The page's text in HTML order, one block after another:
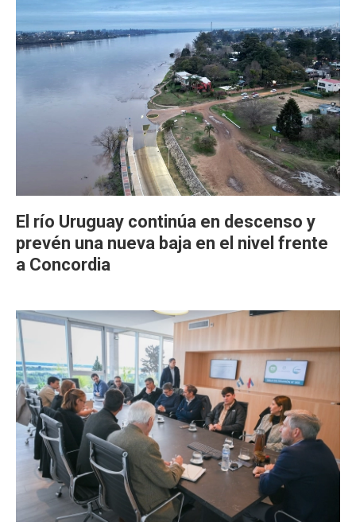
El río Uruguay continúa en descenso y
prevén una nueva baja en el nivel frente
a Concordia